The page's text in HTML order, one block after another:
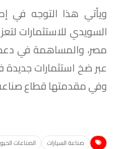
ويأتي هذا التوجه في
السويدي للاستثمارات
مصر، والمساهمة في دعم
عبر ضخ استثمارات جديدة
وفي مقدمتها قطاع
صناعة السيارات الصناعات